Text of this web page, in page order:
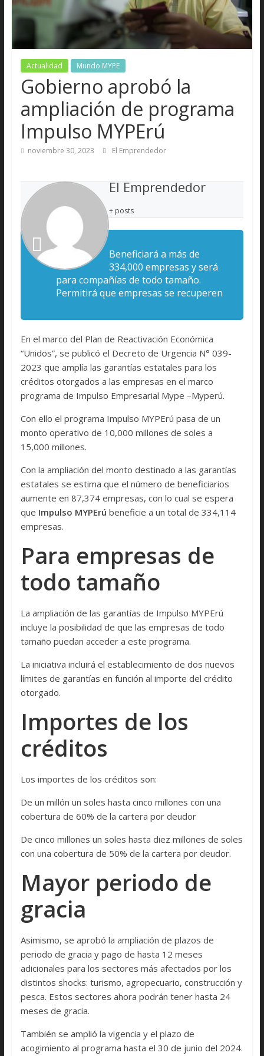
Actualidad Mundo MYPE
Gobierno aprobó la
ampliación de programa
Impulso MYPErú
noviembre 30, 2023 El Emprendedor
El Emprendedor
+ posts
Beneficiará a más de
334,000 empresas y será
para compañías de todo tamaño.
Permitirá que empresas se recuperen
En el marco del Plan de Reactivación Económica
“Unidos”, se publicó el Decreto de Urgencia N° 039-
2023 que amplía las garantías estatales para los
créditos otorgados a las empresas en el marco
programa de Impulso Empresarial Mype –Myperú.
Con ello el programa Impulso MYPErú pasa de un
monto operativo de 10,000 millones de soles a
15,000 millones.
Con la ampliación del monto destinado a las garantías
estatales se estima que el número de beneficiarios
aumente en 87,374 empresas, con lo cual se espera
que Impulso MYPErú beneficie a un total de 334,114
empresas.
Para empresas de
todo tamaño
La ampliación de las garantías de Impulso MYPErú
incluye la posibilidad de que las empresas de todo
tamaño puedan acceder a este programa.
La iniciativa incluirá el establecimiento de dos nuevos
límites de garantías en función al importe del crédito
otorgado.
Importes de los
créditos
Los importes de los créditos son:
De un millón un soles hasta cinco millones con una
cobertura de 60% de la cartera por deudor
De cinco millones un soles hasta diez millones de soles
con una cobertura de 50% de la cartera por deudor.
Mayor periodo de
gracia
Asimismo, se aprobó la ampliación de plazos de
periodo de gracia y pago de hasta 12 meses
adicionales para los sectores más afectados por los
distintos shocks: turismo, agropecuario, construcción y
pesca. Estos sectores ahora podrán tener hasta 24
meses de gracia.
También se amplió la vigencia y el plazo de
acogimiento al programa hasta el 30 de junio del 2024.